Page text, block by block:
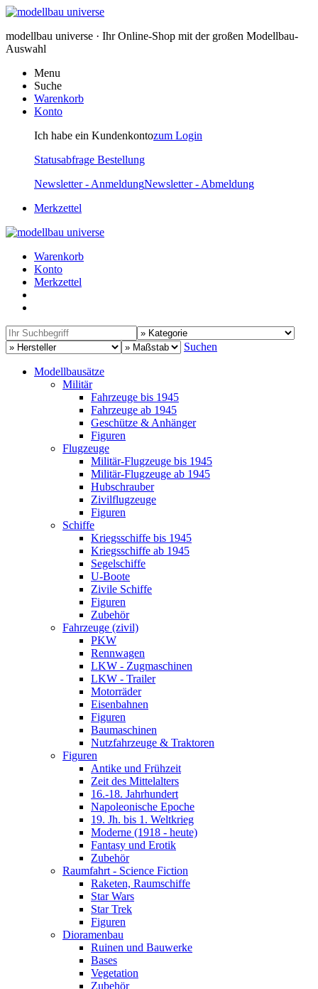
modellbau universe · Ihr Online-Shop mit der großen Modellbau-
Auswahl
Menu
Suche
Warenkorb
Konto
Ich habe ein Kundenkontozum Login
Statusabfrage Bestellung
Newsletter - AnmeldungNewsletter - Abmeldung
Merkzettel
Warenkorb
Konto
Merkzettel
Suchen
Modellbausätze
Militär
Fahrzeuge bis 1945
Fahrzeuge ab 1945
Geschütze & Anhänger
Figuren
Flugzeuge
Militär-Flugzeuge bis 1945
Militär-Flugzeuge ab 1945
Hubschrauber
Zivilflugzeuge
Figuren
Schiffe
Kriegsschiffe bis 1945
Kriegsschiffe ab 1945
Segelschiffe
U-Boote
Zivile Schiffe
Figuren
Zubehör
Fahrzeuge (zivil)
PKW
Rennwagen
LKW - Zugmaschinen
LKW - Trailer
Motorräder
Eisenbahnen
Figuren
Baumaschinen
Nutzfahrzeuge & Traktoren
Figuren
Antike und Frühzeit
Zeit des Mittelalters
16.-18. Jahrhundert
Napoleonische Epoche
19. Jh. bis 1. Weltkrieg
Moderne (1918 - heute)
Fantasy und Erotik
Zubehör
Raumfahrt - Science Fiction
Raketen, Raumschiffe
Star Wars
Star Trek
Figuren
Dioramenbau
Ruinen und Bauwerke
Bases
Vegetation
Zubehör